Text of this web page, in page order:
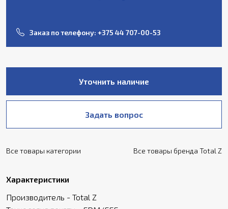
Заказ по телефону: +375 44 707-00-53
Уточнить наличие
Задать вопрос
Все товары категории Все товары бренда Total Z
Характеристики
Производитель - Total Z